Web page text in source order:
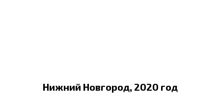
Нижний Новгород, 2020 год